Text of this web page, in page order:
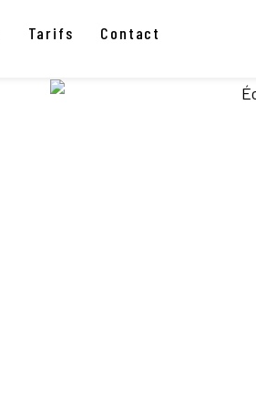
Tarifs Contact